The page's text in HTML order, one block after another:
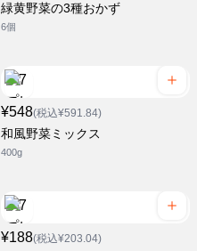
緑黄野菜の3種おかず
6個
¥548(税込¥591.84)
和風野菜ミックス
400g
¥188(税込¥203.04)